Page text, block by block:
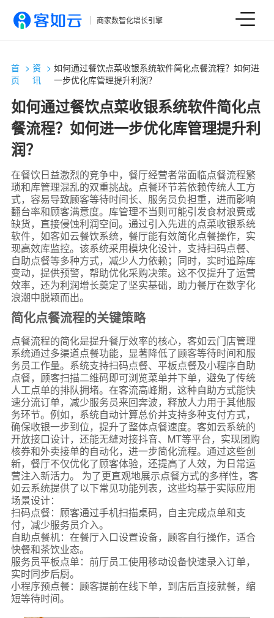
商家数智化增长引擎
首
页
> 资
讯
> 如何通过餐饮点菜收银系统软件简化点餐流程？如何进
一步优化库管理提升利润？
如何通过餐饮点菜收银系统软件简化点
餐流程？如何进一步优化库管理提升利
润？
在餐饮日益激烈的竞争中，餐厅经营者常面临点餐流程繁
琐和库管理混乱的双重挑战。点餐环节若依赖传统人工方
式，容易导致顾客等待时间长、服务员负担重，进而影响
翻台率和顾客满意度。库管理不当则可能引发食材浪费或
缺货，直接侵蚀利润空间。通过引入先进的点菜收银系统
软件，如客如云餐饮系统，餐厅能有效简化点餐操作，实
现高效库监控。该系统采用模块化设计，支持扫码点餐、
自助点餐等多种方式，减少人力依赖；同时，实时追踪库
变动，提供预警，帮助优化采购决策。这不仅提升了运营
效率，还为利润增长奠定了坚实基础，助力餐厅在数字化
浪潮中脱颖而出。
简化点餐流程的关键策略
点餐流程的简化是提升餐厅效率的核心，客如云门店管理
系统通过多渠道点餐功能，显著降低了顾客等待时间和服
务员工作量。系统支持扫码点餐、平板点餐及小程序自助
点餐，顾客扫描二维码即可浏览菜单并下单，避免了传统
人工点单的排队拥堵。在客流高峰期，这种自助方式能快
速分流订单，减少服务员来回奔波，释放人力用于其他服
务环节。例如，系统自动计算总价并支持多种支付方式，
确保收银一步到位，提升了整体点餐速度。客如云系统的
开放接口设计，还能无缝对接抖音、MT等平台，实现团购
核券和外卖接单的自动化，进一步简化流程。通过这些创
新，餐厅不仅优化了顾客体验，还提高了人效，为日常运
营注入新活力。 为了更直观地展示点餐方式的多样性，客
如云系统提供了以下常见功能列表，这些均基于实际应用
场景设计：
扫码点餐：顾客通过手机扫描桌码，自主完成点单和支
付，减少服务员介入。
自助点餐机：在餐厅入口设置设备，顾客自行操作，适合
快餐和茶饮业态。
服务员平板点单：前厅员工使用移动设备快速录入订单，
实时同步后厨。
小程序预点餐：顾客提前在线下单，到店后直接就餐，缩
短等待时间。